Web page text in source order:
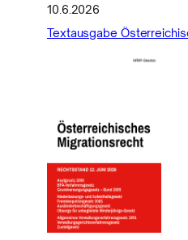
10.6.2026
Textausgabe